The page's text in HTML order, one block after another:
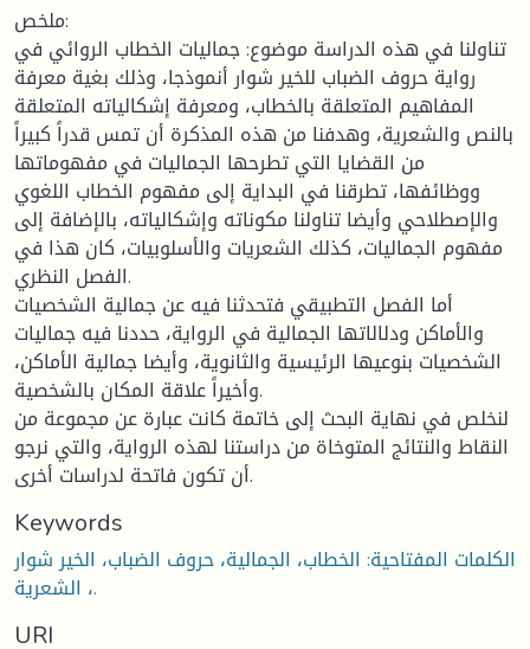
ملخص:
تناولنا في هذه الدراسة موضوع: جماليات الخطاب الروائي في
رواية حروف الضباب للخير شوار أنموذجا، وذلك بغية معرفة
المفاهيم المتعلقة بالخطاب، ومعرفة إشكالياته المتعلقة
بالنص والشعرية، وهدفنا من هذه المذكرة أن تمس قدراً كبيراً
من القضايا التي تطرحها الجماليات في مفهوماتها
ووظائفها، تطرقنا في البداية إلى مفهوم الخطاب اللغوي
والإصطلاحي وأيضا تناولنا مكوناته وإشكالياته، بالإضافة إلى
مفهوم الجماليات، كذلك الشعريات والأسلوبيات، كان هذا في
الفصل النظري.
أما الفصل التطبيقي فتحدثنا فيه عن جمالية الشخصيات
والأماكن ودلالاتها الجمالية في الرواية، حددنا فيه جماليات
الشخصيات بنوعيها الرئيسية والثانوية، وأيضا جمالية الأماكن،
وأخيراً علاقة المكان بالشخصية.
لنخلص في نهاية البحث إلى خاتمة كانت عبارة عن مجموعة من
النقاط والنتائج المتوخاة من دراستنا لهذه الرواية، والتي نرجو
أن تكون فاتحة لدراسات أخرى.
Keywords
الكلمات المفتاحية: الخطاب، الجمالية، حروف الضباب، الخير شوار
، الشعرية.
URI